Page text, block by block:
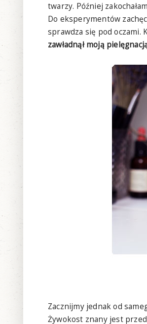
twarzy. Później
Do eksperymentów
sprawdza się pod oczami.
zawładnął moją
Zacznijmy jednak od
Żywokost znany jest